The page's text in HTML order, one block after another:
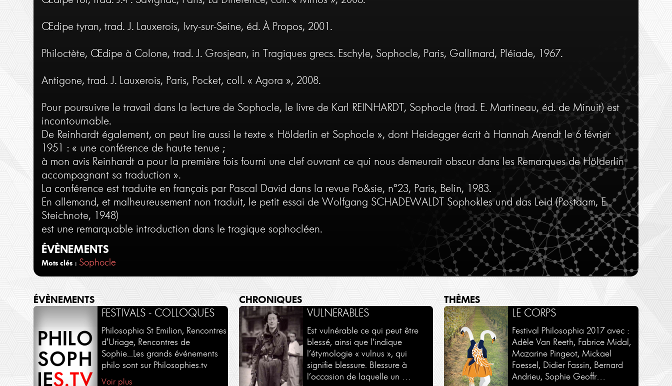
Œdipe tyran, trad. J. Lauxerois, Ivry-sur-Seine, éd. À Propos, 2001.
Philoctète, Œdipe à Colone, trad. J. Grosjean, in Tragiques grecs. Eschyle, Sophocle, Paris, Gallimard, Pléiade, 1967.
Antigone, trad. J. Lauxerois, Paris, Pocket, coll. « Agora », 2008.
Pour poursuivre le travail dans la lecture de Sophocle, le livre de Karl REINHARDT, Sophocle (trad. E. Martineau, éd. de Minuit) est
incontournable.
De Reinhardt également, on peut lire aussi le texte « Hölderlin et Sophocle », dont Heidegger écrit à Hannah Arendt le 6 février
1951 : « une conférence de haute tenue ;
à mon avis Reinhardt a pour la première fois fourni une clef ouvrant ce qui nous demeurait obscur dans les Remarques de Hölderlin
accompagnant sa traduction ».
La conférence est traduite en français par Pascal David dans la revue Po&sie, n°23, Paris, Belin, 1983.
En allemand, et malheureusement non traduit, le petit essai de Wolfgang SCHADEWALDT Sophokles und das Leid (Postdam, E.
Steichnote, 1948)
est une remarquable introduction dans le tragique sophocléen.
ÉVÈNEMENTS
Mots clés : Sophocle
ÉVÈNEMENTS
FESTIVALS - COLLOQUES
Philosophia St Emilion, Rencontres
d'Uriage, Rencontres de
Sophie...Les grands événements
philo sont sur Philosophies.tv
Voir plus
DIALOGUES -
RENCONTRES
Des dialogues en partenariat
avec le Monde des religions et
Philosophie Magazine
Voir plus
SÉMINAIRES - COURS
Une sélection de séminaires en
intégralité et en exclusivité sur
Philosophies.tv
Voir plus
CHRONIQUES
VULNERABLES
Est vulnérable ce qui peut être
blessé, ainsi que l’indique
l’étymologie « vulnus », qui
signifie blessure. Blessure à
l’occasion de laquelle un …
AUTOUR D'UN LIVRE
Une sélection d'ouvrages par
leurs auteurs.
Voir plus
THÈMES
LE CORPS
Festival Philosophia 2017 avec :
Adèle Van Reeth, Fabrice Midal,
Mazarine Pingeot, Mickael
Foessel, Didier Fassin, Bernard
Andrieu, Sophie Geoffr…